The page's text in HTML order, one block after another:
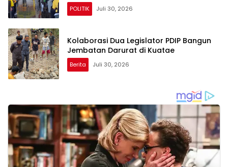
POLITIK Juli 30, 2026
Kolaborasi Dua Legislator PDIP Bangun
Jembatan Darurat di Kuatae
Berita Juli 30, 2026